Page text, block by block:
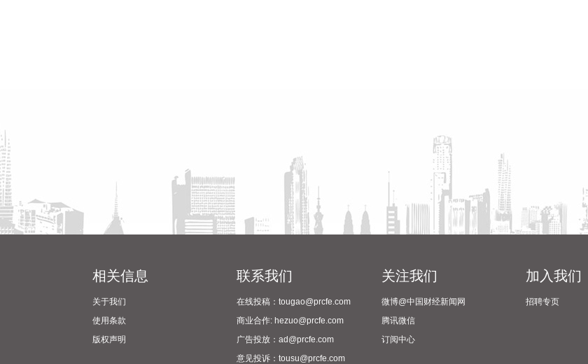
相关信息
关于我们
使用条款
版权声明
联系我们
在线投稿：tougao@prcfe.com
商业合作: hezuo@prcfe.com
广告投放：ad@prcfe.com
意见投诉：tousu@prcfe.com
关注我们
微博@中国财经新闻网
腾讯微信
订阅中心
加入我们
招聘专页